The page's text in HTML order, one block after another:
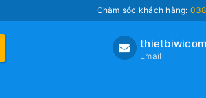
Chăm sóc khách hàng:
Email